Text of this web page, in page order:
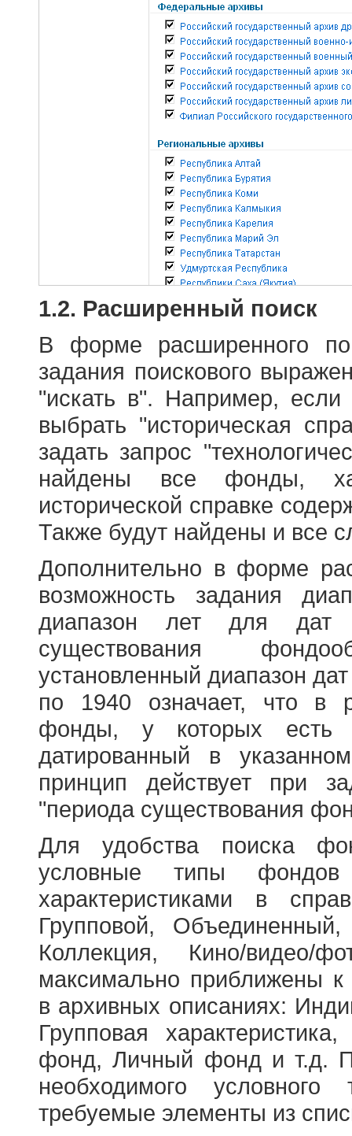
1.2. Расширенный поиск
В форме расширенного
задания поискового
"искать в". Например,
выбрать "историческая
задать запрос
найдены все фонды,
исторической справке
Также будут найдены и все
Дополнительно в форме
возможность задания
диапазон лет для
существования
установленный диапазон
по 1940 означает, что в
фонды, у которых есть
датированный в
принцип действует при
"периода существования
Для удобства поиска
условные типы
характеристиками в
Групповой,
Коллекция, Кино/
максимально приближены
в архивных описаниях:
Групповая
фонд, Личный фонд и т.д.
необходимого
требуемые элементы из